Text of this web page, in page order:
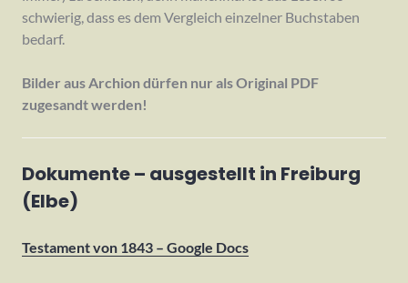
schwierig, dass es dem Vergleich einzelner Buchstaben
bedarf.
Bilder aus Archion dürfen nur als Original PDF
zugesandt werden!
Dokumente – ausgestellt in Freiburg
(Elbe)
Testament von 1843 – Google Docs